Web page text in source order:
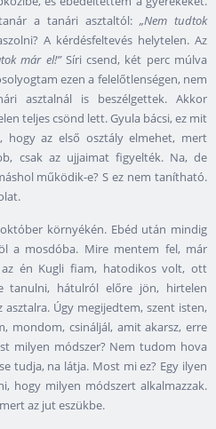
a tanári asztaltól: „Nem tudtok
A kérdésfeltevés helytelen. Az
már el!”Síri csend, két perc múlva
ezen a felelőtlenségen, nem
asztalnál is beszélgettek. Akkor
teljes csönd lett. Gyula bácsi, ez mit
hogy az első osztály elmehet, mert
csak az ujjaimat figyelték. Na, de
működik-e? S ez nem tanítható.
környékén. Ebéd után mindig
a mosdóba. Mire mentem fel, már
én Kugli fiam, hatodikos volt, ott
tanulni, hátulról előre jön, hirtelen
Úgy megijedtem, szent isten,
mondom, csináljál, amit akarsz, erre
milyen módszer? Nem tudom hova
tudja, na látja. Most mi ez? Egy ilyen
hogy milyen módszert alkalmazzak.
az jut eszükbe.